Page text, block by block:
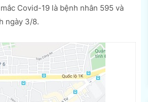
Covid-19 là bệnh nhân 595 và
ngày 3/8.